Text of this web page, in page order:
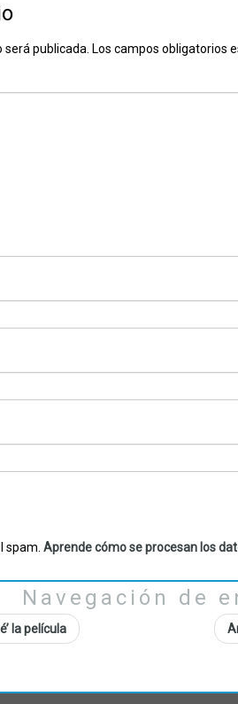
publicada. Los campos obligatorios
spam. Aprende cómo se procesan los
Navegación de
la película